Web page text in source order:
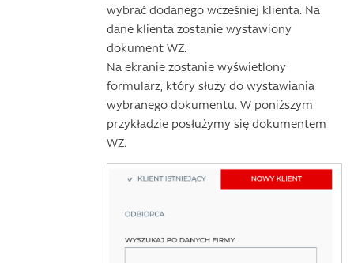
wybrać dodanego wcześniej klienta. Na
dane klienta zostanie wystawiony
dokument WZ.
Na ekranie zostanie wyświetlony
formularz, który służy do wystawiania
wybranego dokumentu. W poniższym
przykładzie posłużymy się dokumentem
WZ.